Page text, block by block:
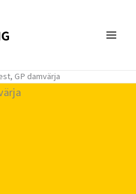
GP damvärja